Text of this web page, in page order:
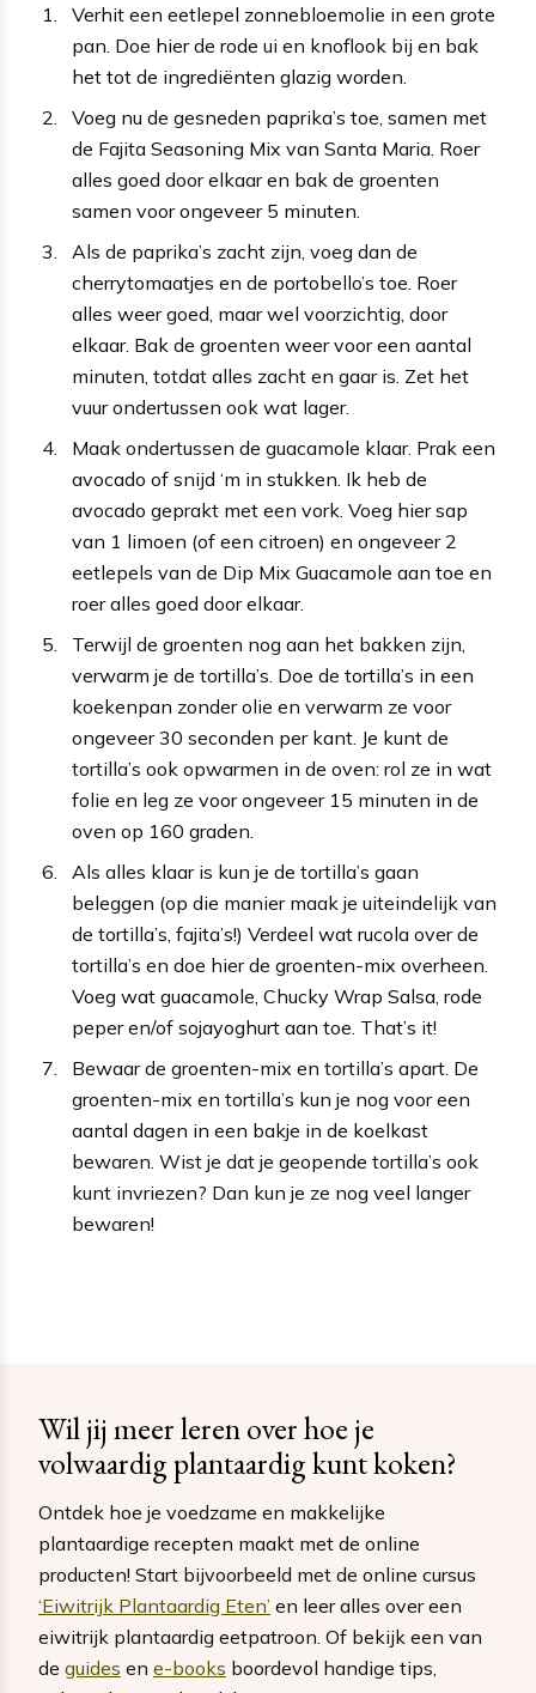
Verhit een eetlepel zonnebloemolie in een grote
pan. Doe hier de rode ui en knoflook bij en bak
het tot de ingrediënten glazig worden.
Voeg nu de gesneden paprika’s toe, samen met
de Fajita Seasoning Mix van Santa Maria. Roer
alles goed door elkaar en bak de groenten
samen voor ongeveer 5 minuten.
Als de paprika’s zacht zijn, voeg dan de
cherrytomaatjes en de portobello’s toe. Roer
alles weer goed, maar wel voorzichtig, door
elkaar. Bak de groenten weer voor een aantal
minuten, totdat alles zacht en gaar is. Zet het
vuur ondertussen ook wat lager.
Maak ondertussen de guacamole klaar. Prak een
avocado of snijd ‘m in stukken. Ik heb de
avocado geprakt met een vork. Voeg hier sap
van 1 limoen (of een citroen) en ongeveer 2
eetlepels van de Dip Mix Guacamole aan toe en
roer alles goed door elkaar.
Terwijl de groenten nog aan het bakken zijn,
verwarm je de tortilla’s. Doe de tortilla’s in een
koekenpan zonder olie en verwarm ze voor
ongeveer 30 seconden per kant. Je kunt de
tortilla’s ook opwarmen in de oven: rol ze in wat
folie en leg ze voor ongeveer 15 minuten in de
oven op 160 graden.
Als alles klaar is kun je de tortilla’s gaan
beleggen (op die manier maak je uiteindelijk van
de tortilla’s, fajita’s!) Verdeel wat rucola over de
tortilla’s en doe hier de groenten-mix overheen.
Voeg wat guacamole, Chucky Wrap Salsa, rode
peper en/of sojayoghurt aan toe. That’s it!
Bewaar de groenten-mix en tortilla’s apart. De
groenten-mix en tortilla’s kun je nog voor een
aantal dagen in een bakje in de koelkast
bewaren. Wist je dat je geopende tortilla’s ook
kunt invriezen? Dan kun je ze nog veel langer
bewaren!
Wil jij meer leren over hoe je
volwaardig plantaardig kunt koken?
Ontdek hoe je voedzame en makkelijke
plantaardige recepten maakt met de online
producten! Start bijvoorbeeld met de online cursus
‘Eiwitrijk Plantaardig Eten’ en leer alles over een
eiwitrijk plantaardig eetpatroon. Of bekijk een van
de guides en e-books boordevol handige tips,